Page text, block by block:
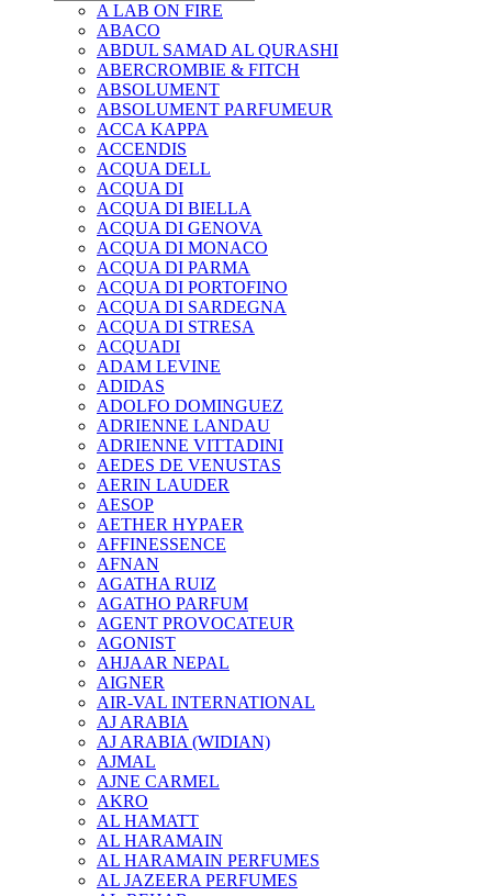
A LAB ON FIRE
ABACO
ABDUL SAMAD AL QURASHI
ABERCROMBIE & FITCH
ABSOLUMENT
ABSOLUMENT PARFUMEUR
ACCA KAPPA
ACCENDIS
ACQUA DELL
ACQUA DI
ACQUA DI BIELLA
ACQUA DI GENOVA
ACQUA DI MONACO
ACQUA DI PARMA
ACQUA DI PORTOFINO
ACQUA DI SARDEGNA
ACQUA DI STRESA
ACQUADI
ADAM LEVINE
ADIDAS
ADOLFO DOMINGUEZ
ADRIENNE LANDAU
ADRIENNE VITTADINI
AEDES DE VENUSTAS
AERIN LAUDER
AESOP
AETHER HYPAER
AFFINESSENCE
AFNAN
AGATHA RUIZ
AGATHO PARFUM
AGENT PROVOCATEUR
AGONIST
AHJAAR NEPAL
AIGNER
AIR-VAL INTERNATIONAL
AJ ARABIA
AJ ARABIA (WIDIAN)
AJMAL
AJNE CARMEL
AKRO
AL HAMATT
AL HARAMAIN
AL HARAMAIN PERFUMES
AL JAZEERA PERFUMES